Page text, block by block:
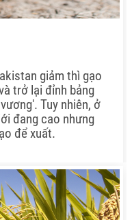
giảm thì gạo
trở lại đỉnh bảng
Tuy nhiên, ở
đang cao nhưng
để xuất.